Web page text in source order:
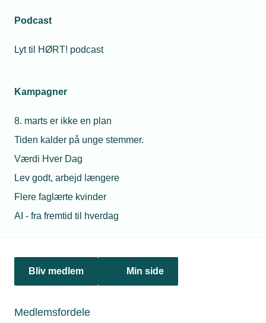
Podcast
Lyt til HØRT! podcast
Kampagner
8. marts er ikke en plan
Tiden kalder på unge stemmer.
Værdi Hver Dag
Lev godt, arbejd længere
Flere faglærte kvinder
AI - fra fremtid til hverdag
Bliv medlem Min side
Medlemsfordele
Politik & analyse
jura@tekniq.dk
tekniq@tekniq.dk
Fredag fra kl. 8:00 til 15:00